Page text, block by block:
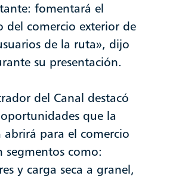
fomentará el
del comercio exterior de
de la ruta», dijo
su presentación.
del Canal destacó
que la
para el comercio
segmentos como:
y carga seca a granel,